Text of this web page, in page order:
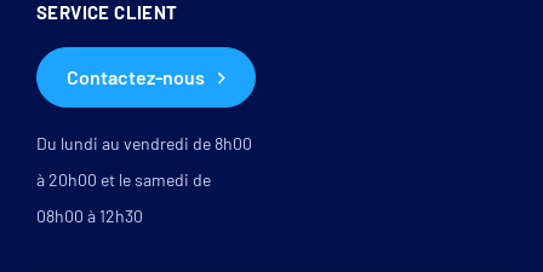
SERVICE CLIENT
Contactez-nous
Du lundi au vendredi de 8h00
à 20h00 et le samedi de
08h00 à 12h30